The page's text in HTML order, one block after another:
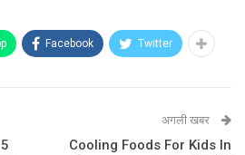
Facebook Twitter
अगली खबर
Cooling Foods For Kids In